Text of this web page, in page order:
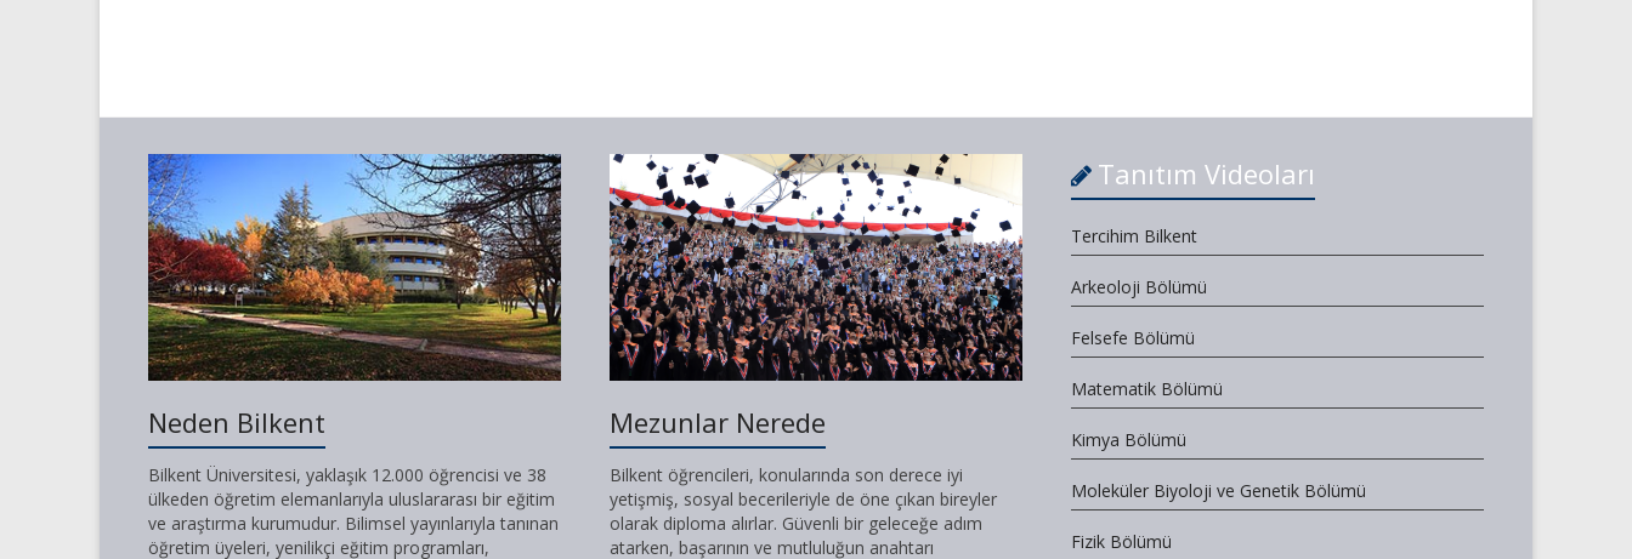
Neden Bilkent
Bilkent Üniversitesi, yaklaşık 12.000 öğrencisi ve 38
ülkeden öğretim elemanlarıyla uluslararası bir eğitim
ve araştırma kurumudur. Bilimsel yayınlarıyla tanınan
öğretim üyeleri, yenilikçi eğitim programları,
Mezunlar Nerede
Bilkent öğrencileri, konularında son derece iyi
yetişmiş, sosyal becerileriyle de öne çıkan bireyler
olarak diploma alırlar. Güvenli bir geleceğe adım
atarken, başarının ve mutluluğun anahtarı
Tanıtım Videoları
Tercihim Bilkent
Arkeoloji Bölümü
Felsefe Bölümü
Matematik Bölümü
Kimya Bölümü
Moleküler Biyoloji ve Genetik Bölümü
Fizik Bölümü